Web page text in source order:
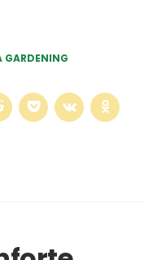
GARDENING